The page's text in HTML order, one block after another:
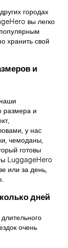
городах
вы легко
хранить свой
и
размера и
у нас
чемоданы,
готовы
LuggageHero
или за день,
дней
очень